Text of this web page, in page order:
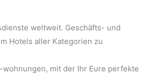
weltweit. Geschäfts- und
Hotels aller Kategorien zu
mit der Ihr Eure perfekte